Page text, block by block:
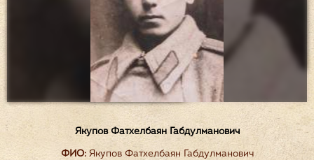
Якупов Фатхелбаян Габдулманович
ФИО:Якупов Фатхелбаян Габдулманович